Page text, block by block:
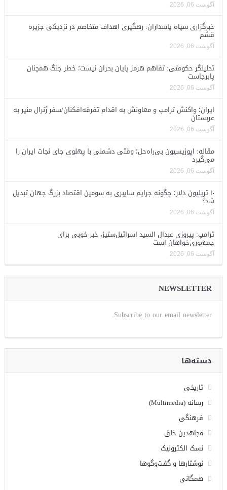
آگوست 06, 2026
خبرگزاری سپاه پاسداران: رهگیری اهداف متخاصم در نزدیکی جزیره
قشم
آگوست 06, 2026
تحلیلگر حکومتی: تفاهم هرمز پایان بحران نیست؛ خطر جنگ همچنان
پابرجاست
آگوست 06, 2026
ایران؛ واکنش ترامپ و معاونش به اقدام تفرقه‌افکنان/سفر ژنرال منیر به
عربستان
آگوست 06, 2026
مقاله: اپوزیسیون بی‌راه‌حل؛ وقتی دشمنی با پهلوی جای نجات ایران را
می‌گیرد
آگوست 06, 2026
۱۰ تریلیون دلار؛ چگونه جرایم سایبری به سومین اقتصاد بزرگ جهان تبدیل
شد؟
آگوست 06, 2026
ترامپ: پیروزی عبدال السید اسرائیل‌ستیز، خبر خوبی برای
جمهوری‌خواهان است
آگوست 06, 2026
NEWSLETTER
Subscribe to our email newsletter.
دسته‌ها
تاریخی
رسانه (Multimedia)
فرهنگی
مجاهدین خلق
نسک الکترونیک
نوشتارها و گفت‌وگوها
همگانی